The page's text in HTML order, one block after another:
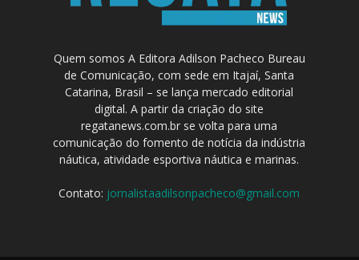
Quem somos A Editora Adilson Pacheco Bureau
de Comunicação, com sede em Itajaí, Santa
Catarina, Brasil – se lança mercado editorial
digital. A partir da criação do site
regatanews.com.br se volta para uma
comunicação do fomento de notícia da indústria
náutica, atividade esportiva náutica e marinas.
Contato: jornalistaadilsonpacheco@gmail.com